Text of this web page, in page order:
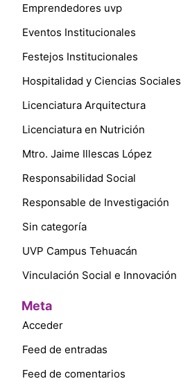
Emprendedores uvp
Eventos Institucionales
Festejos Institucionales
Hospitalidad y Ciencias Sociales
Licenciatura Arquitectura
Licenciatura en Nutrición
Mtro. Jaime Illescas López
Responsabilidad Social
Responsable de Investigación
Sin categoría
UVP Campus Tehuacán
Vinculación Social e Innovación
Meta
Acceder
Feed de entradas
Feed de comentarios